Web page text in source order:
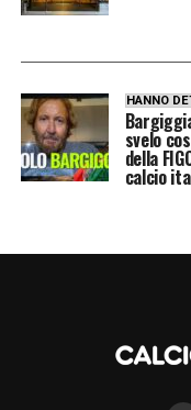
HANNO
svelo
della
calcio